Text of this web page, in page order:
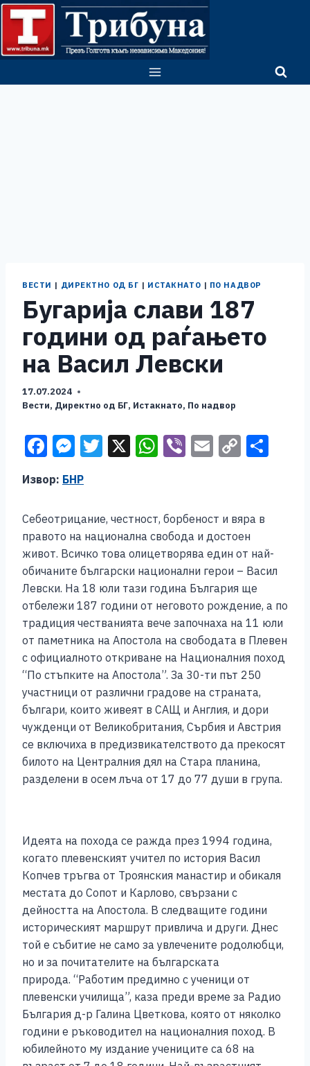
Skip
content
ВЕСТИ | ДИРЕКТНО ОД БГ | ИСТАКНАТО | ПО НАДВОР
Бугарија слави 187
години од раѓањето
на Васил Левски
17.07.2024
Вести, Директно од БГ, Истакнато, По надвор
F
c
e
b
o
o
k
M
e
ss
e
n
g
er
T
er
X W
s
A
p
p
Vi E
l
C
y
Li
n
k
Извор: БНР
Себеотрицание, честност, борбеност и вяра в
правото на национална свобода и достоен
живот. Всичко това олицетворява един от най-
обичаните български национални герои – Васил
Левски. На 18 юли тази година България ще
отбележи 187 години от неговото рождение, а по
традиция честванията вече започнаха на 11 юли
от паметника на Апостола на свободата в Плевен
с официалното откриване на Националния поход
“По стъпките на Апостола”. За 30-ти път 250
участници от различни градове на страната,
българи, които живеят в САЩ и Англия, и дори
чужденци от Великобритания, Сърбия и Австрия
се включиха в предизвикателството да прекосят
билото на Централния дял на Стара планина,
разделени в осем лъча от 17 до 77 души в група.
Идеята на похода се ражда през 1994 година,
когато плевенският учител по история Васил
Копчев тръгва от Троянския манастир и обикаля
местата до Сопот и Карлово, свързани с
дейността на Апостола. В следващите години
историческият маршрут привлича и други. Днес
той е събитие не само за увлечените родолюбци,
но и за почитателите на българската
природа. “Работим предимно с ученици от
плевенски училища”, каза преди време за Радио
България д-р Галина Цветкова, която от няколко
години е ръководител на националния поход. В
юбилейното му издание учениците са 68 на